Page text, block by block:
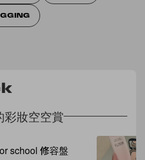
彩妝空空賞
school 修容盤